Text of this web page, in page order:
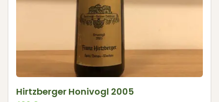
Hirtzberger Honivogl 2005